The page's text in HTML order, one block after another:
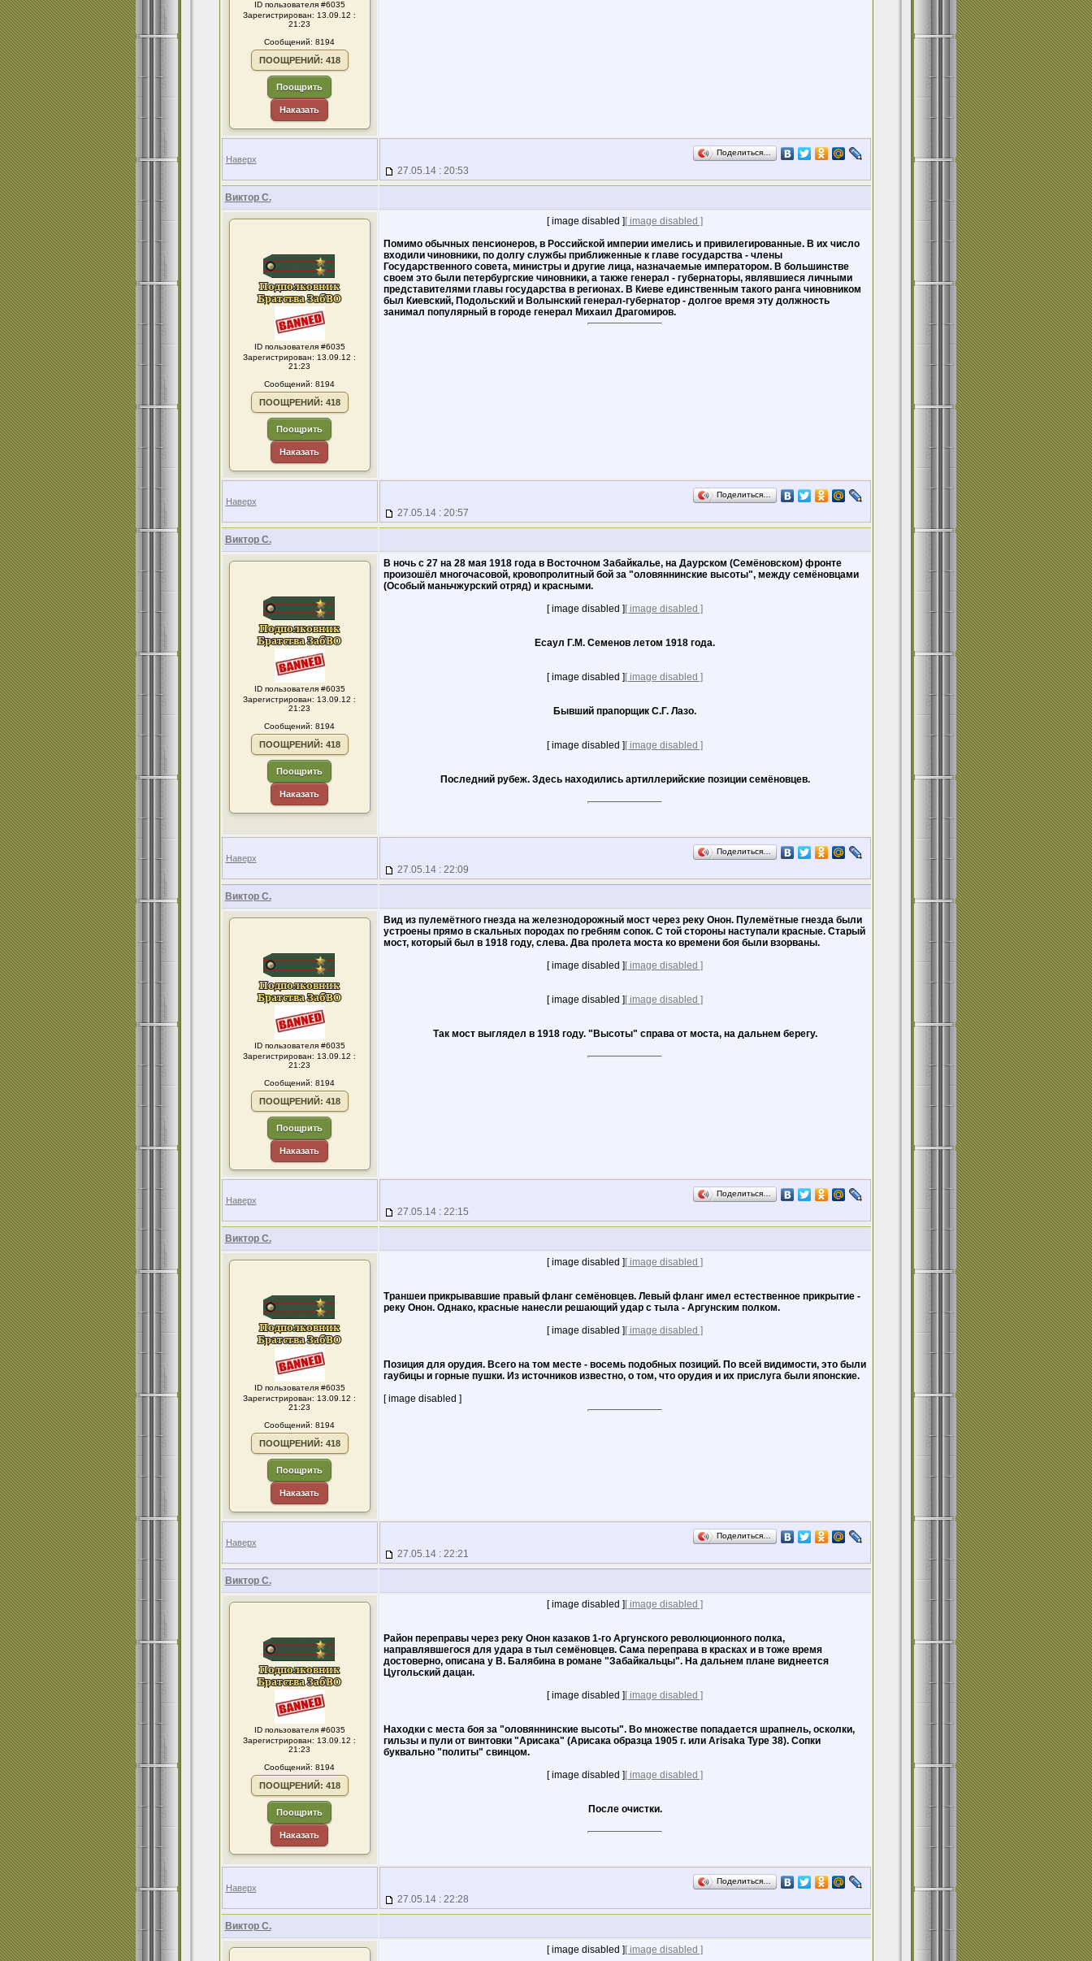
ID пользователя #6035
Зарегистрирован: 13.09.12 :
21:23
Сообщений: 8194
ПООЩРЕНИЙ: 418
Поощрить
Наказать
Наверх
Поделиться…
27.05.14 : 20:53
Виктор С.
ID пользователя #6035
Зарегистрирован: 13.09.12 :
21:23
Сообщений: 8194
ПООЩРЕНИЙ: 418
Поощрить
Наказать
[ image disabled ] [ image disabled ]
Помимо обычных пенсионеров, в Российской империи имелись и привилегированные. В их число
входили чиновники, по долгу службы приближенные к главе государства - члены
Государственного совета, министры и другие лица, назначаемые императором. В большинстве
своем это были петербургские чиновники, а также генерал - губернаторы, являвшиеся личными
представителями главы государства в регионах. В Киеве единственным такого ранга чиновником
был Киевский, Подольский и Волынский генерал-губернатор - долгое время эту должность
занимал популярный в городе генерал Михаил Драгомиров.
Наверх
Поделиться…
27.05.14 : 20:57
Виктор С.
ID пользователя #6035
Зарегистрирован: 13.09.12 :
21:23
Сообщений: 8194
ПООЩРЕНИЙ: 418
Поощрить
Наказать
В ночь с 27 на 28 мая 1918 года в Восточном Забайкалье, на Даурском (Семёновском) фронте
произошёл многочасовой, кровопролитный бой за "оловяннинские высоты", между семёновцами
(Особый маньчжурский отряд) и красными.
[ image disabled ] [ image disabled ]
Есаул Г.М. Семенов летом 1918 года.
[ image disabled ] [ image disabled ]
Бывший прапорщик С.Г. Лазо.
[ image disabled ] [ image disabled ]
Последний рубеж. Здесь находились артиллерийские позиции семёновцев.
Наверх
Поделиться…
27.05.14 : 22:09
Виктор С.
ID пользователя #6035
Зарегистрирован: 13.09.12 :
21:23
Сообщений: 8194
ПООЩРЕНИЙ: 418
Поощрить
Наказать
Вид из пулемётного гнезда на железнодорожный мост через реку Онон. Пулемётные гнезда были
устроены прямо в скальных породах по гребням сопок. С той стороны наступали красные. Старый
мост, который был в 1918 году, слева. Два пролета моста ко времени боя были взорваны.
[ image disabled ] [ image disabled ]
[ image disabled ] [ image disabled ]
Так мост выглядел в 1918 году. "Высоты" справа от моста, на дальнем берегу.
Наверх
Поделиться…
27.05.14 : 22:15
Виктор С.
ID пользователя #6035
Зарегистрирован: 13.09.12 :
21:23
Сообщений: 8194
ПООЩРЕНИЙ: 418
Поощрить
Наказать
[ image disabled ] [ image disabled ]
Траншеи прикрывавшие правый фланг семёновцев. Левый фланг имел естественное прикрытие -
реку Онон. Однако, красные нанесли решающий удар с тыла - Аргунским полком.
[ image disabled ] [ image disabled ]
Позиция для орудия. Всего на том месте - восемь подобных позиций. По всей видимости, это были
гаубицы и горные пушки. Из источников известно, о том, что орудия и их прислуга были японские.
[ image disabled ]
Наверх
Поделиться…
27.05.14 : 22:21
Виктор С.
ID пользователя #6035
Зарегистрирован: 13.09.12 :
21:23
Сообщений: 8194
ПООЩРЕНИЙ: 418
Поощрить
Наказать
[ image disabled ] [ image disabled ]
Район переправы через реку Онон казаков 1-го Аргунского революционного полка,
направлявшегося для удара в тыл семёновцев. Сама переправа в красках и в тоже время
достоверно, описана у В. Балябина в романе "Забайкальцы". На дальнем плане виднеется
Цугольский дацан.
[ image disabled ] [ image disabled ]
Находки с места боя за "оловяннинские высоты". Во множестве попадается шрапнель, осколки,
гильзы и пули от винтовки "Арисака" (Арисака образца 1905 г. или Arisaka Type 38). Сопки
буквально "политы" свинцом.
[ image disabled ] [ image disabled ]
После очистки.
Наверх
Поделиться…
27.05.14 : 22:28
Виктор С.
[ image disabled ] [ image disabled ]